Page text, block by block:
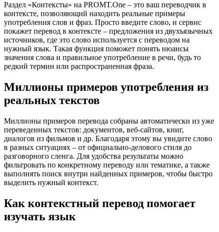
Раздел «Контексты» на PROMT.One – это ваш переводчик в
контексте, позволяющий находить реальные примеры
употребления слов и фраз. Просто введите слово, и сервис
покажет перевод в контексте – предложения из двухъязычных
источников, где это слово используется с переводом на
нужный язык. Такая функция поможет понять нюансы
значения слова и правильное употребление в речи, будь то
редкий термин или распространенная фраза.
Миллионы примеров употребления из
реальных текстов
Миллионы примеров перевода собраны автоматически из уже
переведенных текстов: документов, веб-сайтов, книг,
диалогов из фильмов и др. Благодаря этому вы увидите слово
в разных ситуациях – от официально-делового стиля до
разговорного сленга. Для удобства результаты можно
фильтровать по конкретному переводу или тематике, а также
выполнять поиск внутри найденных примеров, чтобы быстро
выделить нужный контекст.
Как контекстный перевод помогает
изучать язык